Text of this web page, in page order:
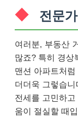
전문
여러분, 부동산
많죠? 특히 경상
맨션 아파트처
더더욱 그렇습
전세를 고민하
움이 절실할 때